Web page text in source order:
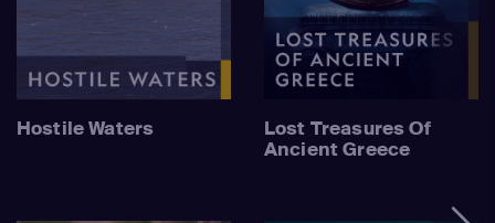
Hostile Waters
Lost Treasures Of
Ancient Greece